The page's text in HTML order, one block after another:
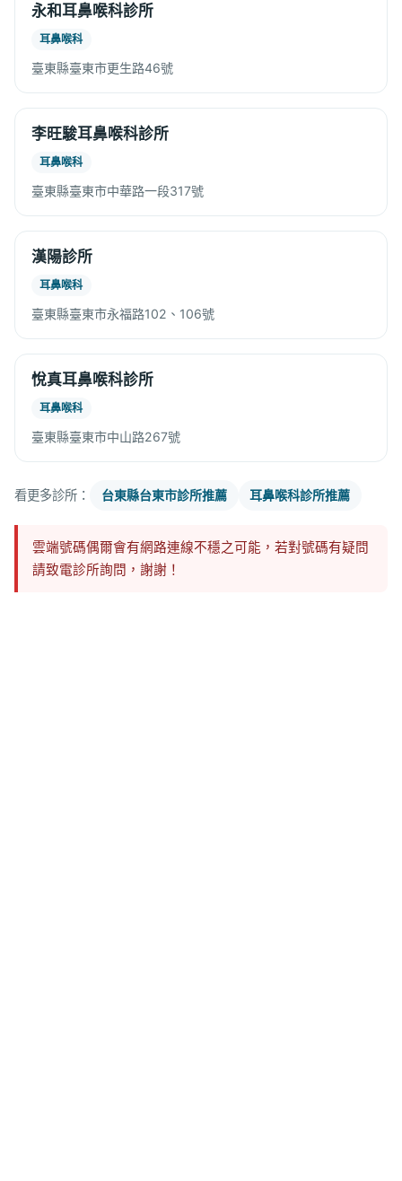
永和耳鼻喉科診所
耳鼻喉科
臺東縣臺東市更生路46號
李旺駿耳鼻喉科診所
耳鼻喉科
臺東縣臺東市中華路一段317號
漢陽診所
耳鼻喉科
臺東縣臺東市永福路102、106號
悅真耳鼻喉科診所
耳鼻喉科
臺東縣臺東市中山路267號
看更多診所： 台東縣台東市診所推薦 耳鼻喉科診所推薦
雲端號碼偶爾會有網路連線不穩之可能，若對號碼有疑問
請致電診所詢問，謝謝！